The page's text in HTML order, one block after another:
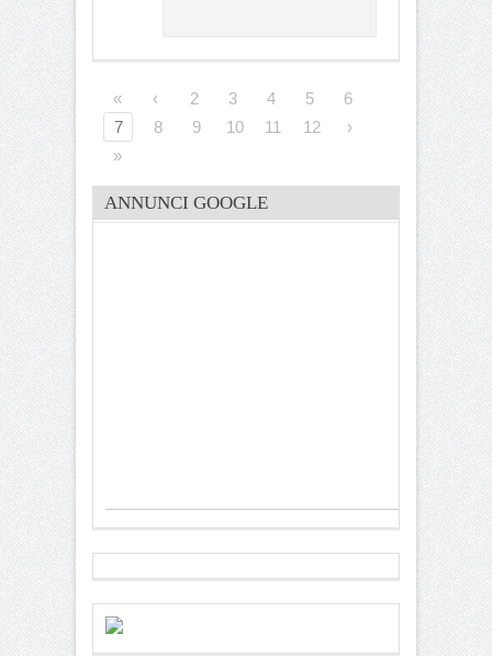
« ‹ 2 3 4 5
6
7
8 9 10 11 12
›
»
ANNUNCI GOOGLE